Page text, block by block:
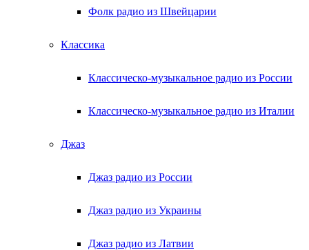
Фолк радио из Швейцарии
Классика
Классическо-музыкальное радио из России
Классическо-музыкальное радио из Италии
Джаз
Джаз радио из России
Джаз радио из Украины
Джаз радио из Латвии